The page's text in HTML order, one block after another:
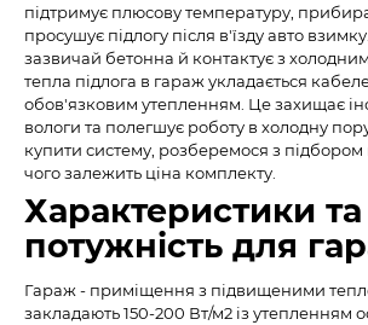
підтримує плюсову температуру,
просушує підлогу після в'їзду авто
зазвичай бетонна й контактує з
тепла підлога в гараж укладається
обов'язковим утепленням. Це захищає
вологи та полегшує роботу в холодну
купити систему, розберемося з підбором
чого залежить ціна комплекту.
Характеристики та
потужність для
Гараж - приміщення з підвищеними
закладають 150-200 Вт/м2 із утепленням